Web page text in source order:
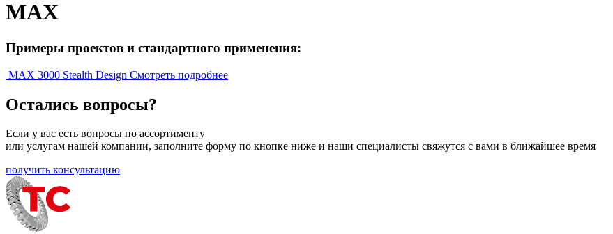
MAX
Примеры проектов и стандартного применения:
MAX 3000 Stealth Design Смотреть подробнее
Остались вопросы?
Если у вас есть вопросы по ассортименту
или услугам нашей компании, заполните форму по кнопке ниже и наши специалисты свяжутся с вами в ближайшее время
получить консультацию